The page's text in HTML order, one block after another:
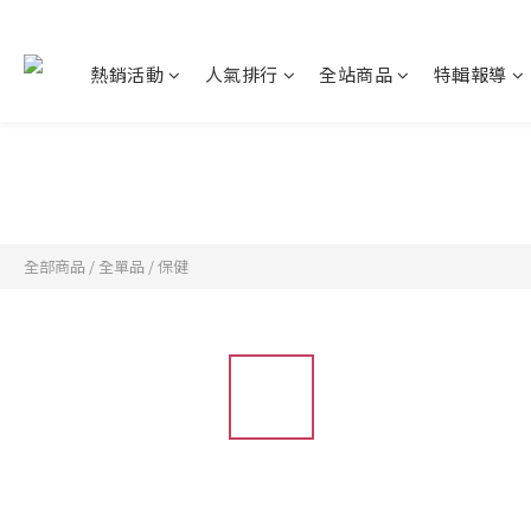
熱銷活動 人氣排行 全站商品 特輯報導
全部商品 / 全單品 /保健